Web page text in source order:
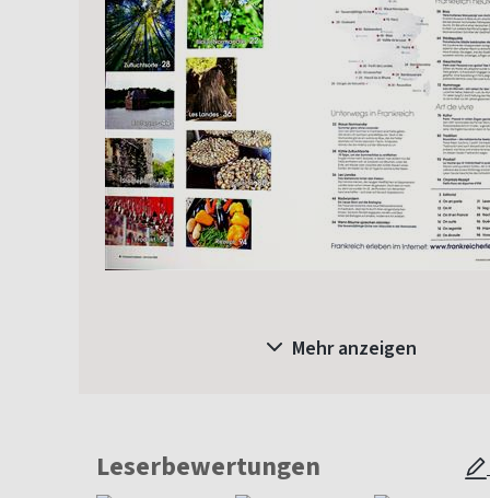
Mehr anzeigen
Leserbewertungen